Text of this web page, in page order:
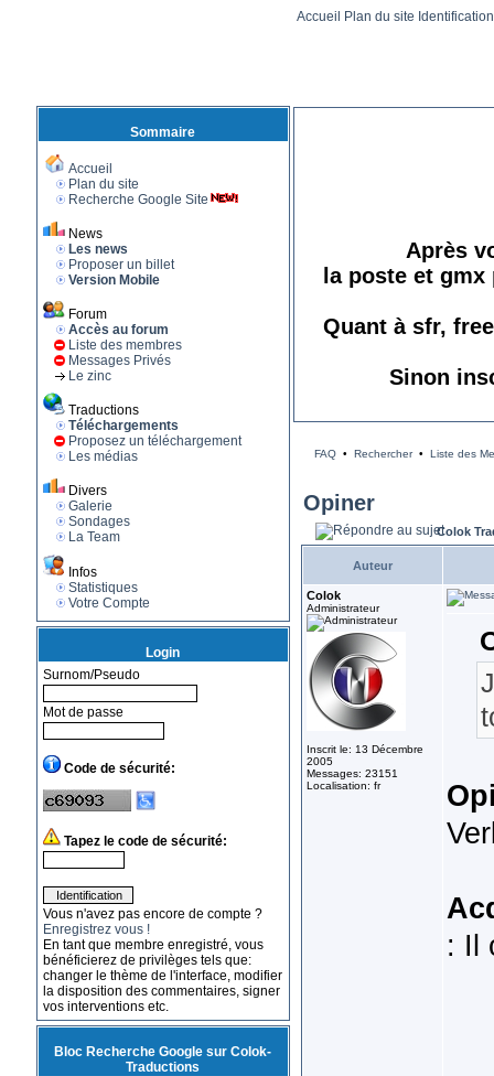
Accueil Plan du site
Sommaire
Accueil
Plan du site
Recherche Google Site
News
Les news
Proposer un billet
Version Mobile
Forum
Accès au forum
Liste des membres
Messages Privés
Le zinc
Traductions
Téléchargements
Proposez un téléchargement
Les médias
Divers
Galerie
Sondages
La Team
Infos
Statistiques
Votre Compte
Login
Surnom/Pseudo
Mot de passe
Code de sécurité:
Tapez le code de sécurité:
Vous n'avez pas encore de compte ?
Enregistrez vous !
En tant que membre enregistré, vous
bénéficierez de privilèges tels que:
changer le thème de l'interface, modifier
la disposition des commentaires, signer
vos interventions etc.
Bloc Recherche Google sur Colok-
Traductions
Après
la poste et
Quant à sfr,
Sinon
FAQ• Rechercher• Liste des
Opiner
Colok
Auteur
Colok
Administrateur
Inscrit le: 13 Décembre
2005
Messages: 23151
Localisation: fr
: Il